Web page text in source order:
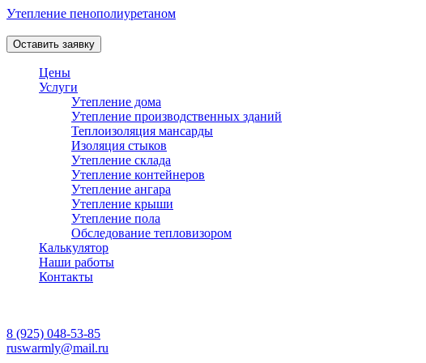
Утепление пенополиуретаном
Оставить заявку
Цены
Услуги
Утепление дома
Утепление производственных зданий
Теплоизоляция мансарды
Изоляция стыков
Утепление склада
Утепление контейнеров
Утепление ангара
Утепление крыши
Утепление пола
Обследование тепловизором
Калькулятор
Наши работы
Контакты
8 (925) 048-53-85
ruswarmly@mail.ru